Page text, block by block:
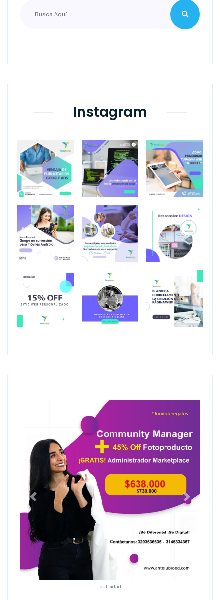
Instagram
pulicidad
Anterior Siguiente